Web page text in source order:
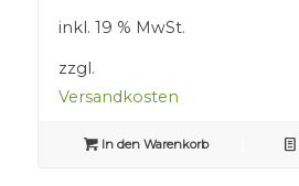
1,10 €
inkl. 19 % MwSt.
zzgl.
Versandkosten
In den Warenkorb